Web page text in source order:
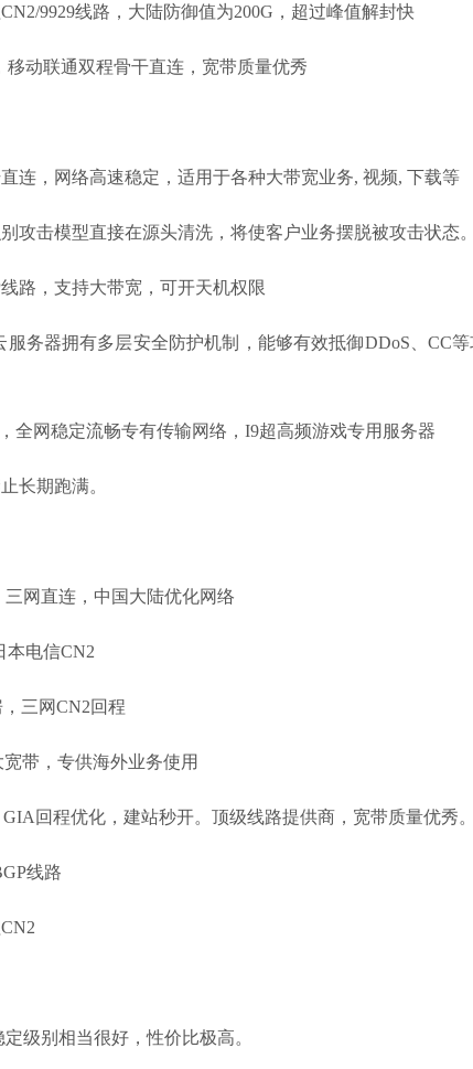
9929线路，大陆防御值为200G，超过峰值解封快
移动联通双程骨干直连，宽带质量优秀
连，网络高速稳定，适用于各种大带宽业务, 视频, 下载等
攻击模型直接在源头清洗，将使客户业务摆脱被攻击状态。
路，支持大带宽，可开天机权限
务器拥有多层安全防护机制，能够有效抵御DDoS、CC
全网稳定流畅专有传输网络，I9超高频游戏专用服务器
长期跑满。
网直连，中国大陆优化网络
本电信CN2
三网CN2回程
带，专供海外业务使用
回程优化，建站秒开。顶级线路提供商，宽带质量优秀。
线路
级别相当很好，性价比极高。